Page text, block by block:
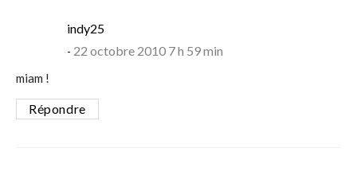
indy25says:
22 octobre 2010 7 h 59 min
miam !
Répondre